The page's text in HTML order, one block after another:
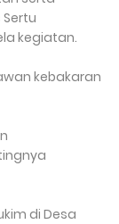
kegiatan.
kebakaran
di Desa